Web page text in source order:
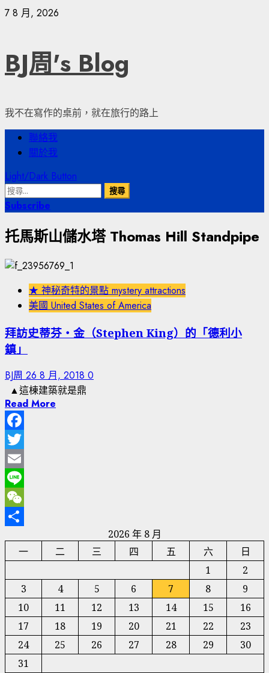
Skip
7 8 月, 2026
BJ周's Blog
我不在寫作的桌前，就在旅行的路上
Primary
Menu
聯絡我
關於我
Light/Dark Button
搜
尋
鍵
Subscribe
托馬斯山儲水塔 Thomas Hill Standpipe
★ 神秘奇特的景點 mystery attractions
美國 United States of America
拜訪史蒂芬‧金（Stephen King）的「德利小
鎮」
BJ周 26 8 月, 2018 0
▲這棟建築就是鼎
Read More
Facebook
Twitter
Email
Line
WeChat
2026 年 8 月
一
二 三 四 五 六
日
1
2
3
4 5 6 7 8
9
10
11 12 13 14 15
16
17
18 19 20 21 22
23
24
25 26 27 28 29
30
31